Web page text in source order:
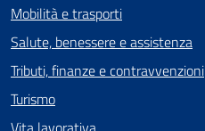
Mobilità e trasporti
Salute, benessere e assistenza
Tributi, finanze e contravvenzioni
Turismo